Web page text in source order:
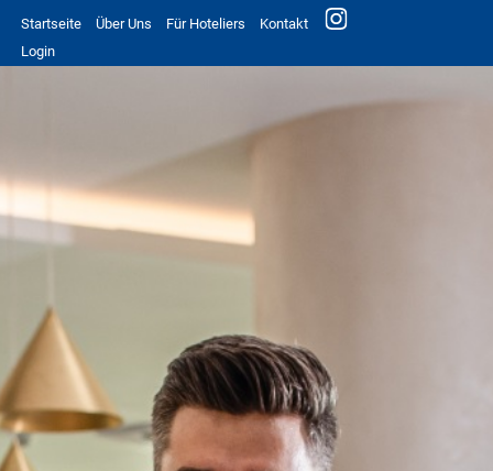
Startseite Über Uns Für Hoteliers
Kontakt
Login